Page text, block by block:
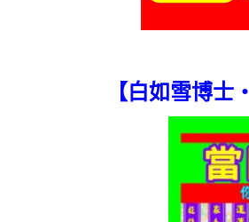
【白如雪博士‧